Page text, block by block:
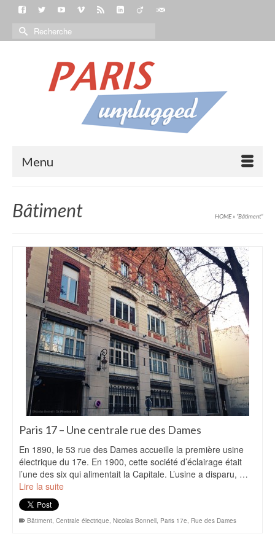
Menu
Bâtiment HOME» “Bâtiment“
Paris 17 – Une centrale rue des Dames
En 1890, le 53 rue des Dames accueille la première usine
électrique du 17e. En 1900, cette société d’éclairage était
l’une des six qui alimentait la Capitale. L’usine a disparu, …
Lire la suite
Bâtiment, Centrale électrique, Nicolas Bonnell, Paris 17e, Rue des Dames